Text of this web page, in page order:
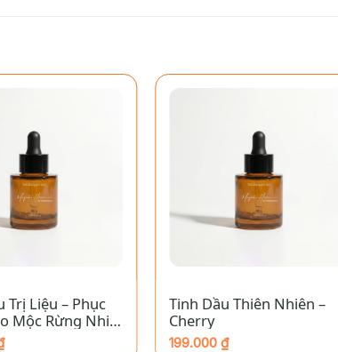
Trị Liệu – Phục
Mộc Rừng Nhiệt
Tinh Dầu Thiên Nhiên –
Cherry
199.000₫